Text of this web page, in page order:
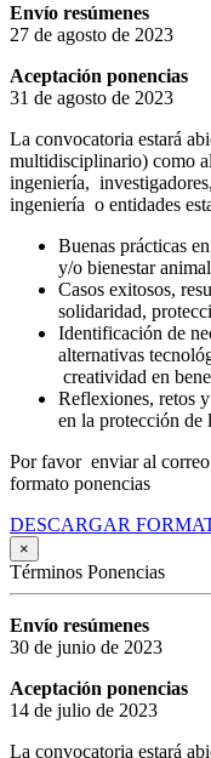
Envío resúmenes
27 de agosto de 2023
Aceptación ponencias
31 de agosto de 2023
La convocatoria estará
multidisciplinario) como
ingeniería,
ingeniería o entidades
Buenas prácticas
y/o bienestar
Casos exitosos,
solidaridad,
Identificación de
alternativas
creatividad en
Reflexiones, retos
en la protección de
Por favor enviar al correo
formato ponencias
DESCARGAR
×
Términos Ponencias
Envío resúmenes
30 de junio de 2023
Aceptación ponencias
14 de julio de 2023
La convocatoria estará